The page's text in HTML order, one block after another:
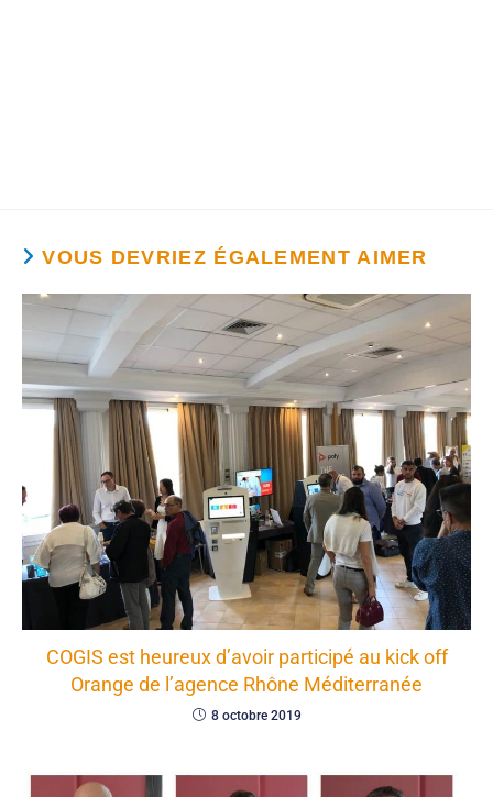
VOUS DEVRIEZ ÉGALEMENT AIMER
COGIS est heureux d’avoir participé au kick off
Orange de l’agence Rhône Méditerranée
8 octobre 2019